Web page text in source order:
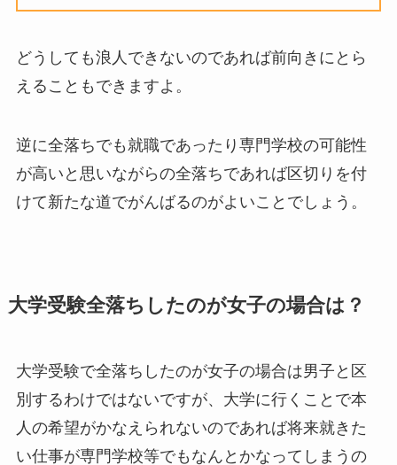
どうしても浪人できないのであれば前向きにとら
えることもできますよ。
逆に全落ちでも就職であったり専門学校の可能性
が高いと思いながらの全落ちであれば区切りを付
けて新たな道でがんばるのがよいことでしょう。
大学受験全落ちしたのが女子の場合は？
大学受験で全落ちしたのが女子の場合は男子と区
別するわけではないですが、大学に行くことで本
人の希望がかなえられないのであれば将来就きた
い仕事が専門学校等でもなんとかなってしまうの